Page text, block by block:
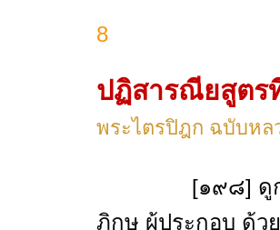
8
ปฏิสารณียสูตร
พระไตรปิฎก ฉบับหล
[๑๙๘] ดู
ภิกษุ ผู้ประกอบ ด้ว